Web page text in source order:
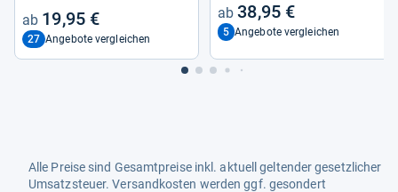
19,95 €
27 Angebote vergleichen
38,95 €
5 Angebote vergleichen
Alle Preise sind Gesamtpreise inkl. aktuell geltender gesetzlicher
Umsatzsteuer. Versandkosten werden ggf. gesondert